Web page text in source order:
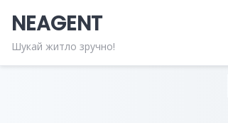
content
NEAGENT
Шукай житло зручно!